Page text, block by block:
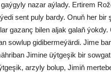
na­zar aý­la­dy. Er­ti­rem
sen­t pu­ly bar­dy. Onuň her
ga­zanç bi­len al­jak ga­laň
sow­lup gi­di­ber­me­ýär­di. Ji­me
Ji­mi­ne üýt­ge­şik bir
ar­zy­ly bo­lup, Ji­miň